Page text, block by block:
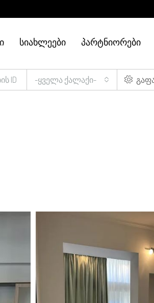
ᲡᲘᲐᲮᲚᲔᲔᲑᲘ ᲞᲐᲠᲢᲜᲘᲝᲠᲔᲑᲘ
-ყველა ქალაქი-